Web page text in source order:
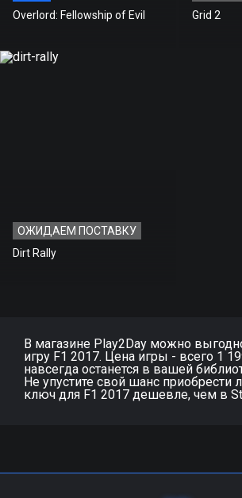
Overlord: Fellowship of Evil
Grid 2
ОЖИДАЕМ ПОСТАВКУ
Dirt Rally
В магазине Play2Day можно
игру F1 2017. Цена игры - всего 1
навсегда останется в вашей
Не упустите свой шанс приобрести
ключ для F1 2017 дешевле, чем в